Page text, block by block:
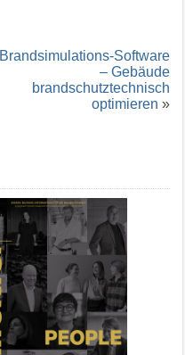
Brandsimulations-Software
– Gebäude
brandschutztechnisch
optimieren »